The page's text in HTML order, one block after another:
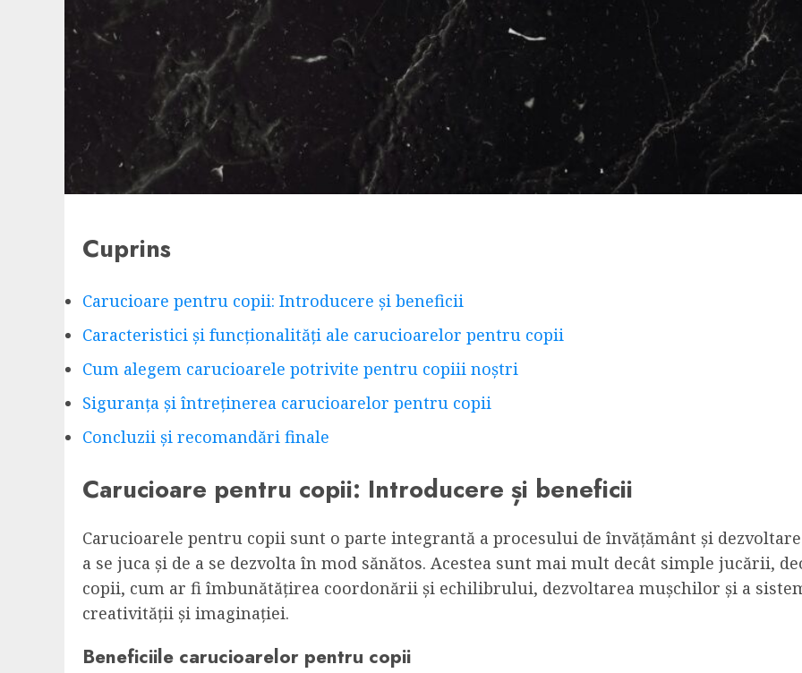
Cuprins
Carucioare pentru copii: Introducere și beneficii
Caracteristici și funcționalități ale carucioarelor pentru copii
Cum alegem carucioarele potrivite pentru copiii noștri
Siguranța și întreținerea carucioarelor pentru copii
Concluzii și recomandări finale
Carucioare pentru copii: Introducere și beneficii
Carucioarele pentru copii sunt o parte integrantă a procesului de învățământ și
a se juca și de a se dezvolta în mod sănătos. Acestea sunt mai mult decât simple jucării,
copii, cum ar fi îmbunătățirea coordonării și echilibrului, dezvoltarea mușchilor și a
creativității și imaginației.
Beneficiile carucioarelor pentru copii